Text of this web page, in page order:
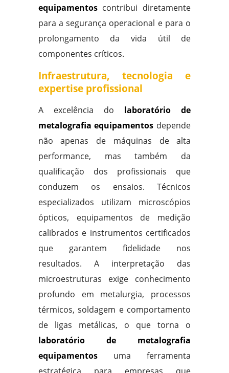
equipamentoscontribui diretamente
para a segurança operacional e para o
prolongamento da vida útil de
componentes críticos.
Infraestrutura, tecnologia e
expertise profissional
A excelência do laboratório de
metalografia equipamentos depende
não apenas de máquinas de alta
performance, mas também da
qualificação dos profissionais que
conduzem os ensaios. Técnicos
especializados utilizam microscópios
ópticos, equipamentos de medição
calibrados e instrumentos certificados
que garantem fidelidade nos
resultados. A interpretação das
microestruturas exige conhecimento
profundo em metalurgia, processos
térmicos, soldagem e comportamento
de ligas metálicas, o que torna o
laboratório de metalografia
equipamentosuma ferramenta